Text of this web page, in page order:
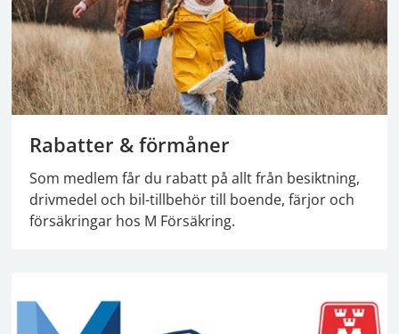
Rabatter & förmåner
Som medlem får du rabatt på allt från besiktning,
drivmedel och bil-tillbehör till boende, färjor och
försäkringar hos M Försäkring.